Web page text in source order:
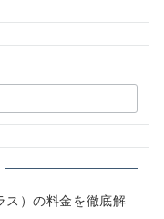
）の料金を徹底解